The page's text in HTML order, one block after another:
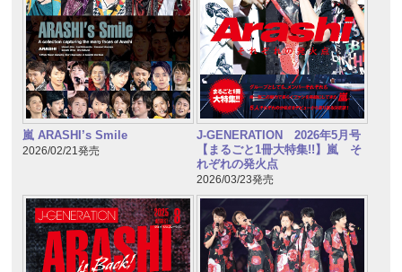
嵐 ARASHI’s Smile
2026/02/21発売
J-GENERATION 2026年5月号
【まるごと1冊大特集!!】嵐 そ
れぞれの発火点
2026/03/23発売